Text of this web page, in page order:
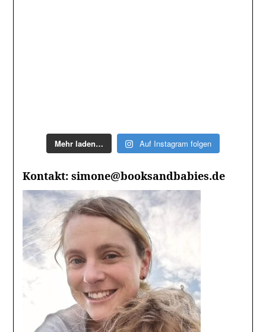
Mehr laden… Auf Instagram folgen
Kontakt: simone@booksandbabies.de